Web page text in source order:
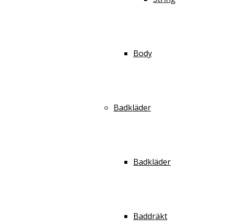
Body
Badkläder
Badkläder
Baddräkt